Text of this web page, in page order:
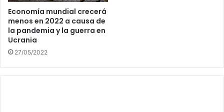
Economía mundial crecerá
menos en 2022 a causa de
la pandemia y la guerra en
Ucrania
27/05/2022